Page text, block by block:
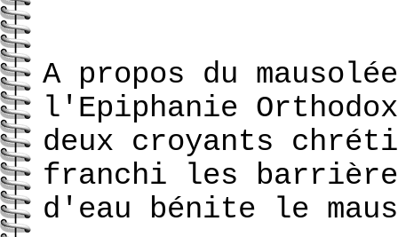
A propos du
l'Epiphanie
deux croyants
franchi les
d'eau bénite le